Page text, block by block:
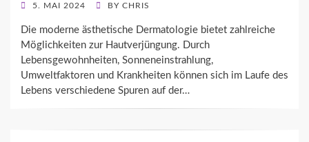
POSTED
5. MAI 2024 BY CHRIS
Die moderne ästhetische Dermatologie bietet zahlreiche
Möglichkeiten zur Hautverjüngung. Durch
Lebensgewohnheiten, Sonneneinstrahlung,
Umweltfaktoren und Krankheiten können sich im Laufe des
Lebens verschiedene Spuren auf der…